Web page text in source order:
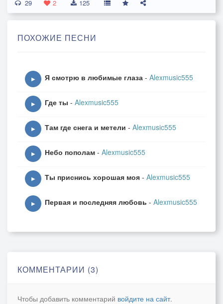
29 2 125
ПОХОЖИЕ ПЕСНИ
▶ Я смотрю в любимые глаза - Alexmusic555
▶ Где ты - Alexmusic555
▶ Там где снега и метели - Alexmusic555
▶ Небо пополам - Alexmusic555
▶ Ты приснись хорошая моя - Alexmusic555
▶ Первая и последняя любовь - Alexmusic555
КОММЕНТАРИИ (3)
Чтобы добавить комментарий войдите на сайт.